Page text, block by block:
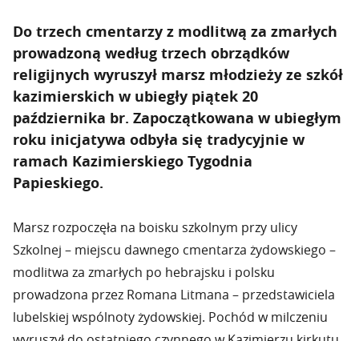
Do trzech cmentarzy z modlitwą za zmarłych
prowadzoną według trzech obrządków
religijnych wyruszył marsz młodzieży ze szkół
kazimierskich w ubiegły piątek 20
października br. Zapoczątkowana w ubiegłym
roku inicjatywa odbyła się tradycyjnie w
ramach Kazimierskiego Tygodnia
Papieskiego.
Marsz rozpoczęła na boisku szkolnym przy ulicy
Szkolnej – miejscu dawnego cmentarza żydowskiego –
modlitwa za zmarłych po hebrajsku i polsku
prowadzona przez Romana Litmana – przedstawiciela
lubelskiej wspólnoty żydowskiej. Pochód w milczeniu